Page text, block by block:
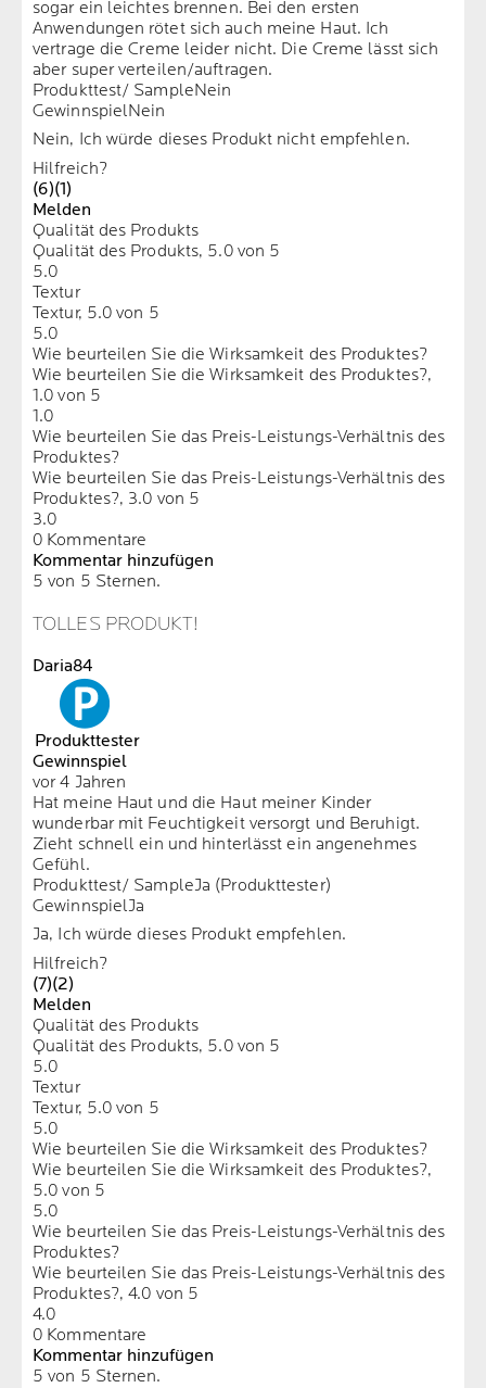
sogar ein leichtes brennen. Bei den ersten
Anwendungen rötet sich auch meine Haut. Ich
vertrage die Creme leider nicht. Die Creme lässt sich
aber super verteilen/auftragen.
Produkttest/ SampleNein
GewinnspielNein
Nein, Ich würde dieses Produkt nicht empfehlen.
Hilfreich?
(6)(1)
Melden
Qualität des Produkts
Qualität des Produkts, 5.0 von 5
5.0
Textur
Textur, 5.0 von 5
5.0
Wie beurteilen Sie die Wirksamkeit des Produktes?
Wie beurteilen Sie die Wirksamkeit des Produktes?,
1.0 von 5
1.0
Wie beurteilen Sie das Preis-Leistungs-Verhältnis des
Produktes?
Wie beurteilen Sie das Preis-Leistungs-Verhältnis des
Produktes?, 3.0 von 5
3.0
0 Kommentare
Kommentar hinzufügen
5 von 5 Sternen.
TOLLES PRODUKT!
Daria84
Produkttester
Gewinnspiel
vor 4 Jahren
Hat meine Haut und die Haut meiner Kinder
wunderbar mit Feuchtigkeit versorgt und Beruhigt.
Zieht schnell ein und hinterlässt ein angenehmes
Gefühl.
Produkttest/ SampleJa (Produkttester)
GewinnspielJa
Ja, Ich würde dieses Produkt empfehlen.
Hilfreich?
(7)(2)
Melden
Qualität des Produkts
Qualität des Produkts, 5.0 von 5
5.0
Textur
Textur, 5.0 von 5
5.0
Wie beurteilen Sie die Wirksamkeit des Produktes?
Wie beurteilen Sie die Wirksamkeit des Produktes?,
5.0 von 5
5.0
Wie beurteilen Sie das Preis-Leistungs-Verhältnis des
Produktes?
Wie beurteilen Sie das Preis-Leistungs-Verhältnis des
Produktes?, 4.0 von 5
4.0
0 Kommentare
Kommentar hinzufügen
5 von 5 Sternen.